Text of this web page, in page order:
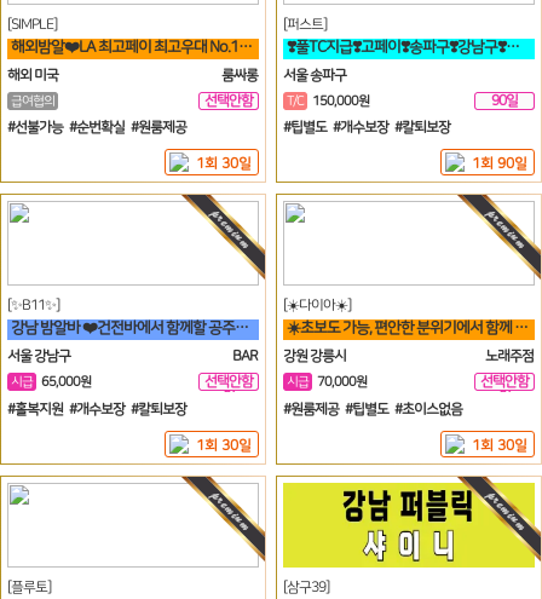
[SIMPLE]
해외밤알❤️LA 최고페이 최고우대 No.1 가게에서 직원 모집합니다❤️
해외 미국
룸싸롱
급여협의
선택안함
#선불가능 #순번확실 #원룸제공
1회 30일
[퍼스트]
❣️풀TC지급❣️고페이❣️송파구❣️강남구❣️분당❣️가락동❣️역삼동❣️논현
서울 송파구
T/C 150,000원
90일
#팁별도 #개수보장 #칼퇴보장
1회 90일
[✨B11✨]
강남 밤알바 ❤️건전바에서 함께할 공주님들 모집합니다❤️
서울 강남구
BAR
시급 65,000원
선택안함
일
#홀복지원 #개수보장 #칼퇴보장
1회 30일
[☀️다이아☀️]
☀️초보도 가능, 편안한 분위기에서 함께 일할분 찾습니다☀️
강원 강릉시
노래주점
시급 70,000원
선택안함
일
#원룸제공 #팁별도 #초이스없음
1회 30일
[플루토]
[삼구39]